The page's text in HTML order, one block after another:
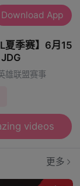
Download App
夏季赛】6月15
雄联盟赛事
videos
更多